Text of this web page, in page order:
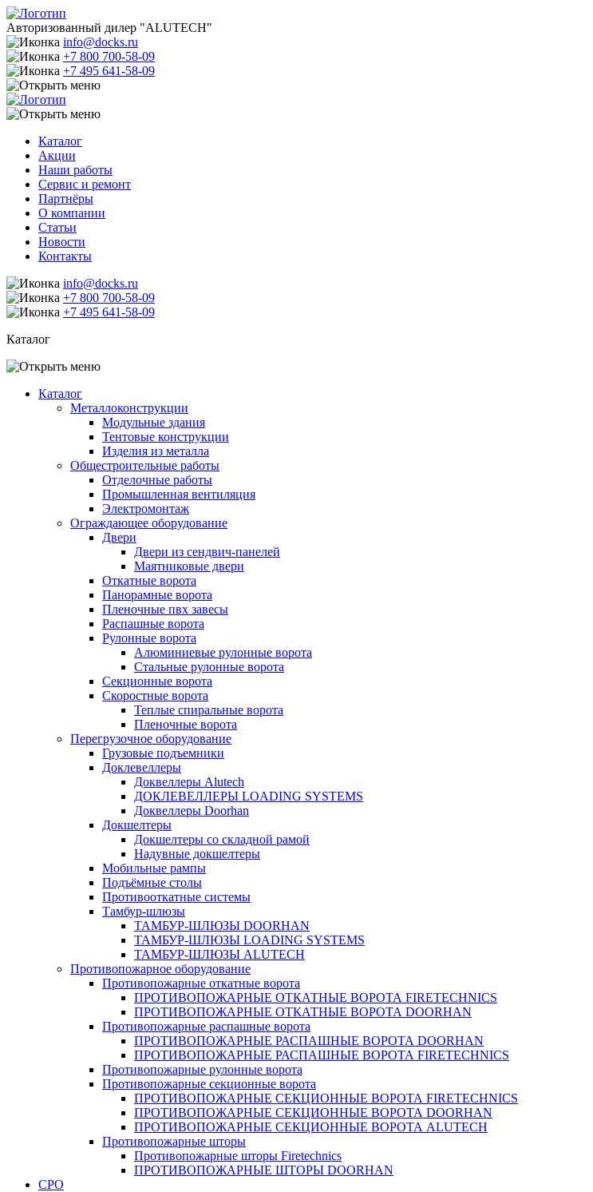
Авторизованный дилер "ALUTECH"
info@docks.ru
+7 800 700-58-09
+7 495 641-58-09
Каталог
Акции
Наши работы
Сервис и ремонт
Партнёры
О компании
Статьи
Новости
Контакты
info@docks.ru
+7 800 700-58-09
+7 495 641-58-09
Каталог
Каталог
Металлоконструкции
Модульные здания
Тентовые конструкции
Изделия из металла
Общестроительные работы
Отделочные работы
Промышленная вентиляция
Электромонтаж
Ограждающее оборудование
Двери
Двери из сендвич-панелей
Маятниковые двери
Откатные ворота
Панорамные ворота
Пленочные пвх завесы
Распашные ворота
Рулонные ворота
Алюминиевые рулонные ворота
Стальные рулонные ворота
Секционные ворота
Скоростные ворота
Теплые спиральные ворота
Пленочные ворота
Перегрузочное оборудование
Грузовые подъемники
Доклевеллеры
Доквеллеры Alutech
ДОКЛЕВЕЛЛЕРЫ LOADING SYSTEMS
Доквеллеры Doorhan
Докшелтеры
Докшелтеры со складной рамой
Надувные докшелтеры
Мобильные рампы
Подъёмные столы
Противооткатные системы
Тамбур-шлюзы
ТАМБУР-ШЛЮЗЫ DOORHAN
ТАМБУР-ШЛЮЗЫ LOADING SYSTEMS
ТАМБУР-ШЛЮЗЫ ALUTECH
Противопожарное оборудование
Противопожарные откатные ворота
ПРОТИВОПОЖАРНЫЕ ОТКАТНЫЕ ВОРОТА FIRETECHNICS
ПРОТИВОПОЖАРНЫЕ ОТКАТНЫЕ ВОРОТА DOORHAN
Противопожарные распашные ворота
ПРОТИВОПОЖАРНЫЕ РАСПАШНЫЕ ВОРОТА DOORHAN
ПРОТИВОПОЖАРНЫЕ РАСПАШНЫЕ ВОРОТА FIRETECHNICS
Противопожарные рулонные ворота
Противопожарные секционные ворота
ПРОТИВОПОЖАРНЫЕ СЕКЦИОННЫЕ ВОРОТА FIRETECHNICS
ПРОТИВОПОЖАРНЫЕ СЕКЦИОННЫЕ ВОРОТА DOORHAN
ПРОТИВОПОЖАРНЫЕ СЕКЦИОННЫЕ ВОРОТА ALUTECH
Противопожарные шторы
Противопожарные шторы Firetechnics
ПРОТИВОПОЖАРНЫЕ ШТОРЫ DOORHAN
СРО